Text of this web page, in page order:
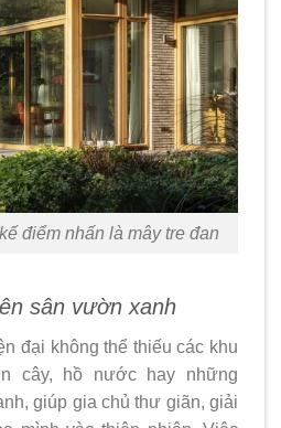
điểm nhấn là mây tre đan
sân vườn xanh
đại không thể thiếu các khu
cây, hồ nước hay những
giúp gia chủ thư giãn, giải